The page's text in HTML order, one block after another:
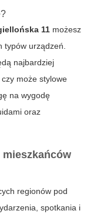
11 możesz
typów urządzeń.
najbardziej
może stylowe
na wygodę
oraz
regionów pod
spotkania i